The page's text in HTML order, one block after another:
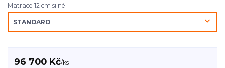
Matrace 12 cm silné
96 700 Kč/ks